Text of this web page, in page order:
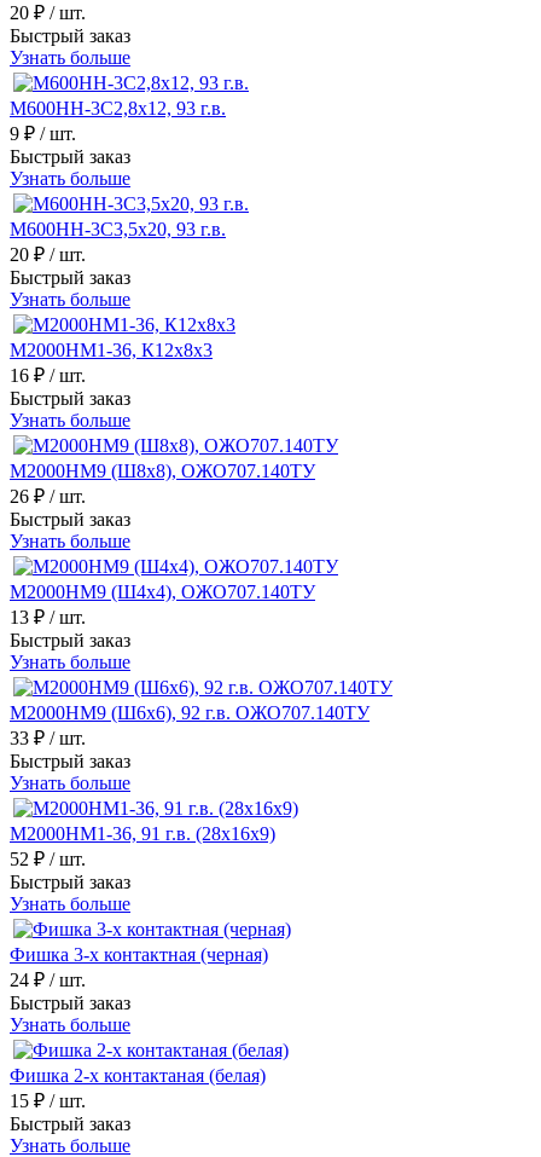
20 ₽ / шт.
Быстрый заказ
Узнать больше
М600НН-3С2,8х12, 93 г.в.
9 ₽ / шт.
Быстрый заказ
Узнать больше
М600НН-3С3,5х20, 93 г.в.
20 ₽ / шт.
Быстрый заказ
Узнать больше
М2000НМ1-36, К12х8х3
16 ₽ / шт.
Быстрый заказ
Узнать больше
М2000НМ9 (Ш8х8), ОЖО707.140ТУ
26 ₽ / шт.
Быстрый заказ
Узнать больше
М2000НМ9 (Ш4х4), ОЖО707.140ТУ
13 ₽ / шт.
Быстрый заказ
Узнать больше
М2000НМ9 (Ш6х6), 92 г.в. ОЖО707.140ТУ
33 ₽ / шт.
Быстрый заказ
Узнать больше
М2000НМ1-36, 91 г.в. (28х16х9)
52 ₽ / шт.
Быстрый заказ
Узнать больше
Фишка 3-х контактная (черная)
24 ₽ / шт.
Быстрый заказ
Узнать больше
Фишка 2-х контактаная (белая)
15 ₽ / шт.
Быстрый заказ
Узнать больше